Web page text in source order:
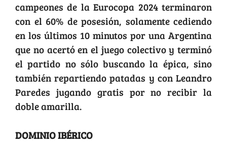
campeones de la Eurocopa 2024 terminaron
con el 60% de posesión, solamente cediendo
en los últimos 10 minutos por una Argentina
que no acertó en el juego colectivo y terminó
el partido no sólo buscando la épica, sino
también repartiendo patadas y con Leandro
Paredes jugando gratis por no recibir la
doble amarilla.
DOMINIO IBÉRICO